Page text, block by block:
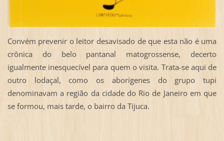
Convém prevenir o leitor desavisado de que esta não é uma
crônica do belo pantanal matogrossense, decerto
igualmente inesquecível para quem o visita. Trata-se aqui de
outro lodaçal, como os aborígenes do grupo tupi
denominavam a região da cidade do Rio de Janeiro em que
se formou, mais tarde, o bairro da Tijuca.